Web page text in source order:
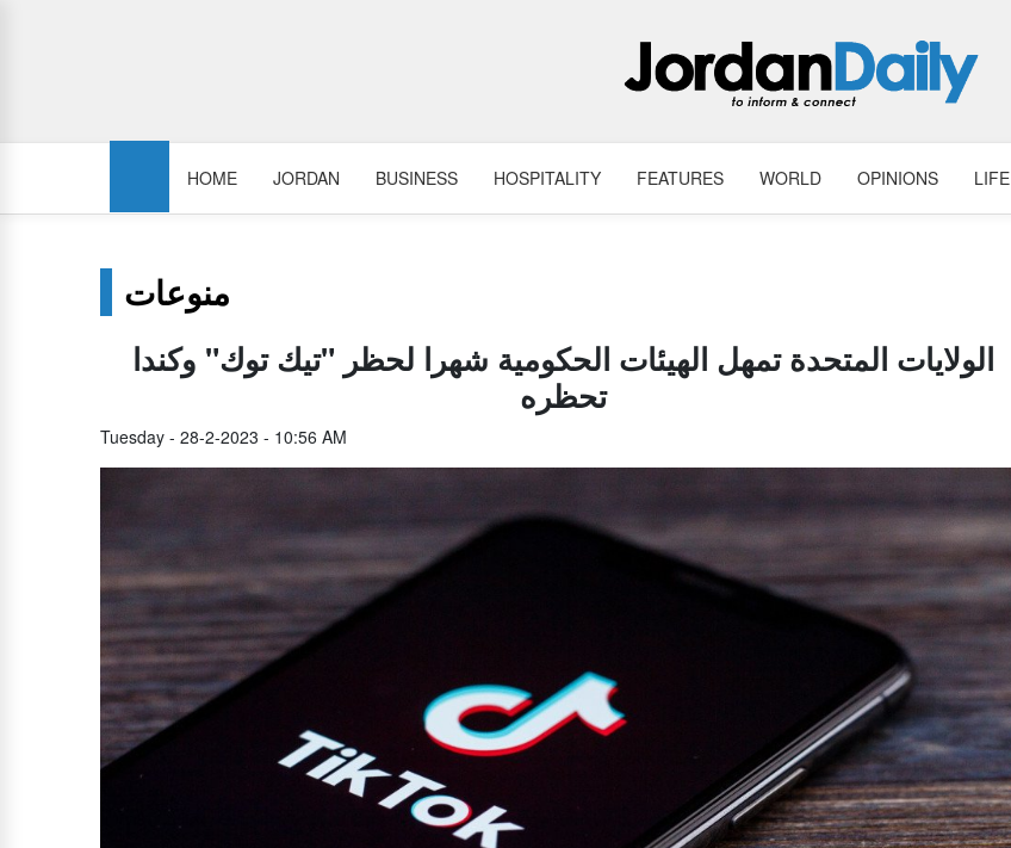
HOME JORDAN BUSINESS HOSPITALITY FEATURES WORLD OPINIONS LIFE
منوعات
الولايات المتحدة تمهل الهيئات الحكومية شهرا لحظر "تيك توك" وكندا
تحظره
Tuesday - 28-2-2023 - 10:56 AM